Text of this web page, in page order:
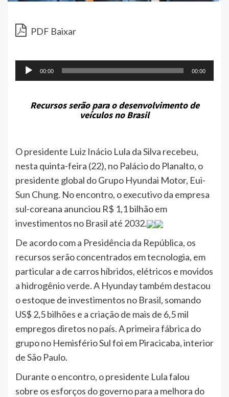
PDF Baixar
00:00 00:00
Recursos serão para o desenvolvimento de
veículos no Brasil
O presidente Luiz Inácio Lula da Silva recebeu,
nesta quinta-feira (22), no Palácio do Planalto, o
presidente global do Grupo Hyundai Motor, Eui-
Sun Chung. No encontro, o executivo da empresa
sul-coreana anunciou R$ 1,1 bilhão em
investimentos no Brasil até 2032.
De acordo com a Presidência da República, os
recursos serão concentrados em tecnologia, em
particular a de carros híbridos, elétricos e movidos
a hidrogênio verde. A Hyunday também destacou
o estoque de investimentos no Brasil, somando
US$ 2,5 bilhões e a criação de mais de 6,5 mil
empregos diretos no país. A primeira fábrica do
grupo no Hemisfério Sul foi em Piracicaba, interior
de São Paulo.
Durante o encontro, o presidente Lula falou
sobre os esforços do governo para a melhora do